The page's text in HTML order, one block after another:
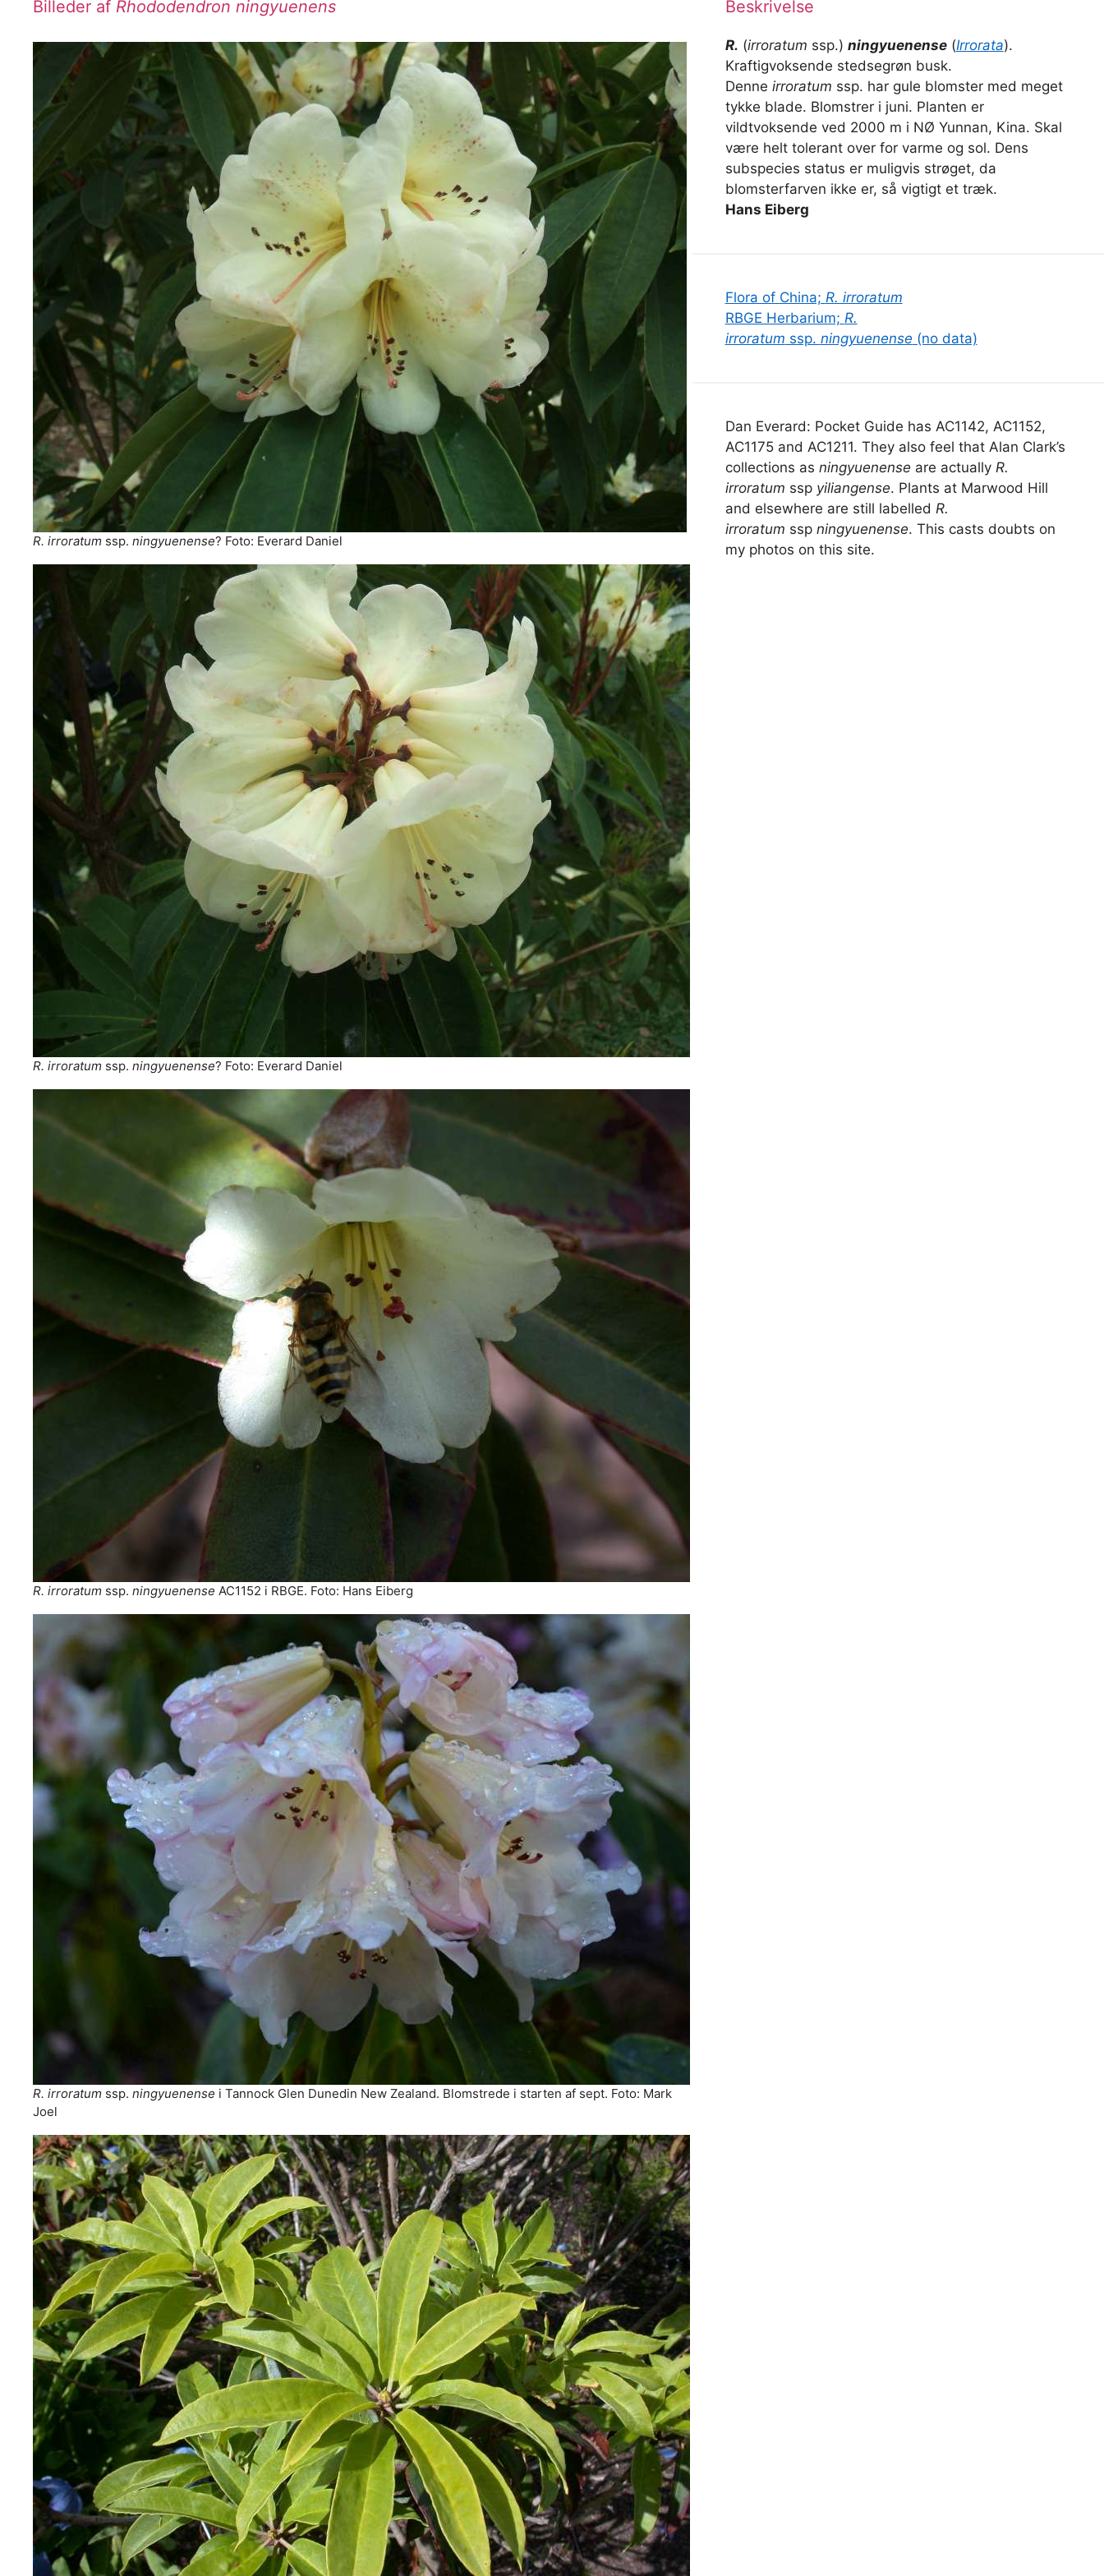
Billeder af Rhododendron ningyuenens
R. irroratum ssp. ningyuenense? Foto: Everard Daniel
R. irroratum ssp. ningyuenense? Foto: Everard Daniel
R. irroratum ssp. ningyuenense AC1152 i RBGE. Foto: Hans Eiberg
R. irroratum ssp. ningyuenense i Tannock Glen Dunedin New Zealand. Blomstrede i starten af sept. Foto: Mark
Joel
Beskrivelse
R. (irroratum ssp.) ningyuenense(Irrorata).
Kraftigvoksende stedsegrøn busk.
Denne irroratum ssp. har gule blomster med meget
tykke blade. Blomstrer i juni. Planten er
vildtvoksende ved 2000 m i NØ Yunnan, Kina. Skal
være helt tolerant over for varme og sol. Dens
subspecies status er muligvis strøget, da
blomsterfarven ikke er, så vigtigt et træk.
Hans Eiberg
Flora of China; R. irroratum
RBGE Herbarium; R.
irroratum ssp. ningyuenense (no data)
Dan Everard: Pocket Guide has AC1142, AC1152,
AC1175 and AC1211. They also feel that Alan Clark’s
collections as ningyuenense are actually R.
irroratum ssp yiliangense. Plants at Marwood Hill
and elsewhere are still labelled R.
irroratum ssp ningyuenense. This casts doubts on
my photos on this site.